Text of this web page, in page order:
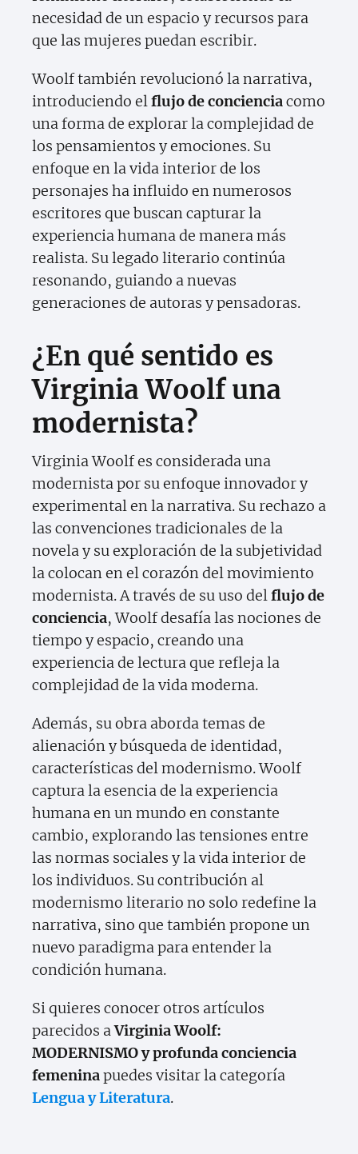
necesidad de un espacio y recursos para
que las mujeres puedan escribir.
Woolf también revolucionó la narrativa,
introduciendo elflujo de concienciacomo
una forma de explorar la complejidad de
los pensamientos y emociones. Su
enfoque en la vida interior de los
personajes ha influido en numerosos
escritores que buscan capturar la
experiencia humana de manera más
realista. Su legado literario continúa
resonando, guiando a nuevas
generaciones de autoras y pensadoras.
¿En qué sentido es
Virginia Woolf una
modernista?
Virginia Woolf es considerada una
modernista por su enfoque innovador y
experimental en la narrativa. Su rechazo a
las convenciones tradicionales de la
novela y su exploración de la subjetividad
la colocan en el corazón del movimiento
modernista. A través de su uso delflujo de
conciencia, Woolf desafía las nociones de
tiempo y espacio, creando una
experiencia de lectura que refleja la
complejidad de la vida moderna.
Además, su obra aborda temas de
alienación y búsqueda de identidad,
características del modernismo. Woolf
captura la esencia de la experiencia
humana en un mundo en constante
cambio, explorando las tensiones entre
las normas sociales y la vida interior de
los individuos. Su contribución al
modernismo literario no solo redefine la
narrativa, sino que también propone un
nuevo paradigma para entender la
condición humana.
Si quieres conocer otros artículos
parecidos aVirginia Woolf:
MODERNISMO y profunda conciencia
femeninapuedes visitar la categoría
Lengua y Literatura.